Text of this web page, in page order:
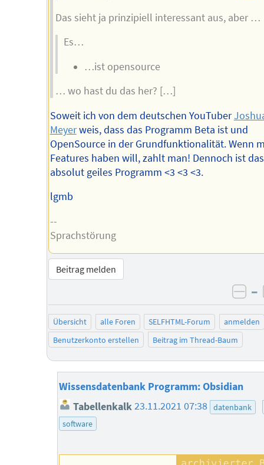
Das sieht ja prinzipiell interessant aus, aber …
Es…
…ist opensource
… wo hast du das her? […]
Soweit ich von dem deutschen YouTuber
Meyerweis, dass das Programm Beta ist und
OpenSource in der Grundfunktionalität. Wenn
Features haben will, zahlt man! Dennoch ist
absolut geiles Programm <3 <3 <3.
lgmb
--
Sprachstörung
Beitrag melden
–
Übersicht alle Foren SELFHTML-Forum
anmelden
Benutzerkonto erstellen
Beitrag im Thread-Baum
Wissensdatenbank Programm: Obsidian
Tabellenkalk 23.11.2021 07:38 datenbank
software